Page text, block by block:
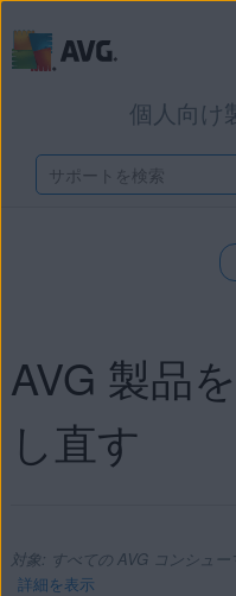
個人向け
AVG 製品
し直す
対象: すべての AVG コンシュー
詳細を表示